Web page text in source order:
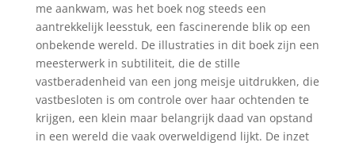
me aankwam, was het boek nog steeds een
aantrekkelijk leesstuk, een fascinerende blik op een
onbekende wereld. De illustraties in dit boek zijn een
meesterwerk in subtiliteit, die de stille
vastberadenheid van een jong meisje uitdrukken, die
vastbesloten is om controle over haar ochtenden te
krijgen, een klein maar belangrijk daad van opstand
in een wereld die vaak overweldigend lijkt. De inzet